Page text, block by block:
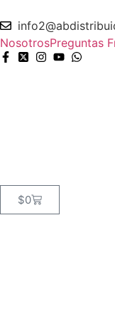
NosotrosPreguntas
$0